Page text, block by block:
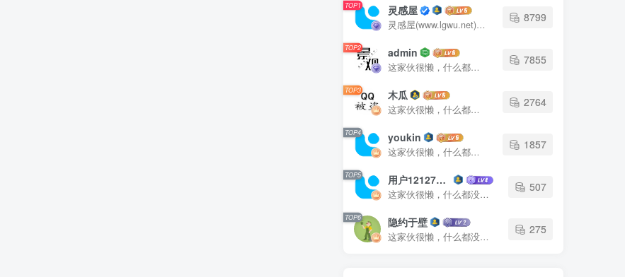
TOP1 灵感屋
灵感屋(www.lgwu.net)尽可能为每一位设计师提供更全面、更精致、更具有创意感的设计素材。努力成为景观设计师展示实力和互相学习的优质网络资源发布平台。
8799
TOP2 admin
这家伙很懒，什么都没有写...
7855
TOP3 木瓜
这家伙很懒，什么都没有写...
2764
TOP4 youkin
这家伙很懒，什么都没有写...
1857
TOP5 用户12127023
这家伙很懒，什么都没有写...
507
TOP6 隐约于壁
这家伙很懒，什么都没有写...
275